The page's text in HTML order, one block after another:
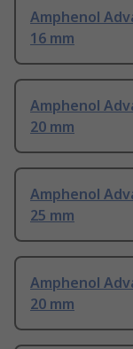
Amphenol
16 mm
Amphenol
20 mm
Amphenol
25 mm
Amphenol
20 mm